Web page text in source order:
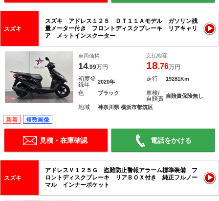
スズキ
スズキ アドレス１２５ ＤＴ１１Ａモデル ガソリン残
量メーター付き フロントディスクブレーキ リアキャリ
ア メットインスクーター
車両価格
14.99万円
支払総額
18.76万円
初度登
録年
2020年 走行 19281Km
色 ブラック
車検/
自賠責 自賠責保険無し
地域 神奈川県 横浜市都筑区
新着 複数画像
見積・在庫確認 電話をかける
スズキ
アドレスＶ１２５Ｇ 盗難防止警報アラーム標準装備 フ
ロントディスクブレーキ リアＢＯＸ付き 純正フルノー
マル インナーポケット